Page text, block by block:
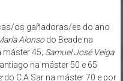
os gañadoras/es do ano
Alonsodo Beade na
máster 45; Samuel José Veiga
na máster 50 e 65
do C.A.Sar na máster 70 e por